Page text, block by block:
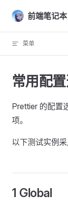
Skip to content
前端笔记本
菜单
常用配
Prettier 的配置
项。
以下测试实例采
1 Global